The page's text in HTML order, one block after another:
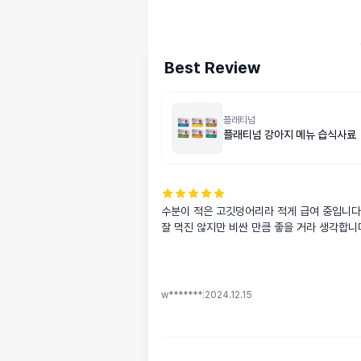
Best Review
플래티넘
플래티넘 강아지 메뉴 습식사료
수분이 적은 고깃덩어리라 적게 급여 중입니
잘 먹진 않지만 비싼 만큼 좋을 거라 생각합니
w******* 2024.12.15